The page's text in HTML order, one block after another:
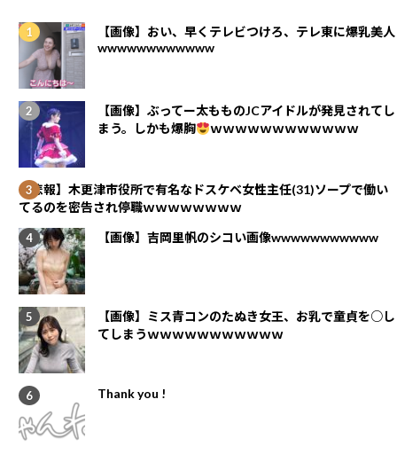
【画像】おい、早くテレビつけろ、テレ東に爆乳美人
wwwwwwwwwwww
【画像】ぶってー太もものJCアイドルが発見されてし
まう。しかも爆胸
ｗｗｗｗｗｗｗｗｗｗｗｗ
【悲報】木更津市役所で有名なドスケベ女性主任(31)ソープで働い
てるのを密告され停職ｗｗｗｗｗｗｗｗ
【画像】吉岡里帆のシコい画像wwwwwwwwwww
【画像】ミス青コンのたぬき女王、お乳で童貞を○し
てしまうｗｗｗｗｗｗｗｗｗｗｗ
Thank you !